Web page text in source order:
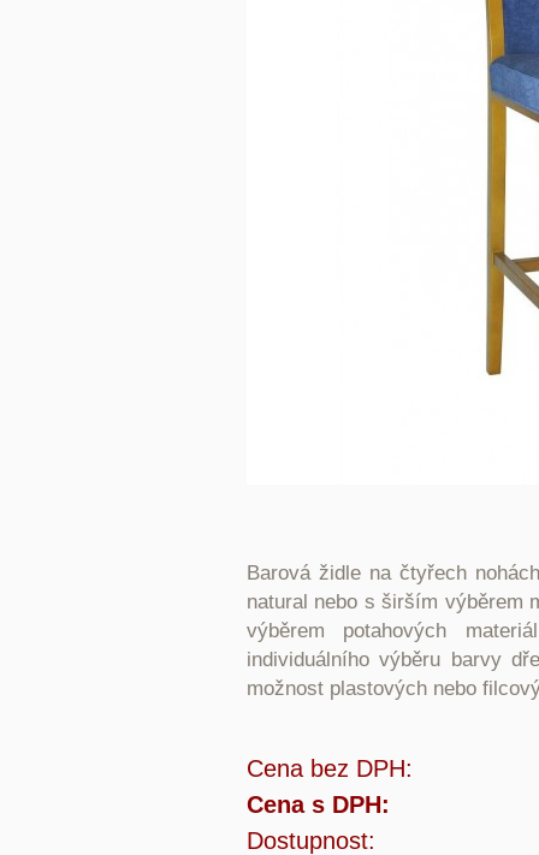
Barová židle na čtyřech
natural nebo s širším výběrem
výběrem potahových
individuálního výběru barvy
možnost plastových nebo
Cena bez DPH:
Cena s DPH:
Dostupnost: